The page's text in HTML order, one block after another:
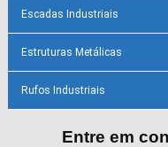
Escadas Industriais
Estruturas Metálicas
Rufos Industriais
Entre em